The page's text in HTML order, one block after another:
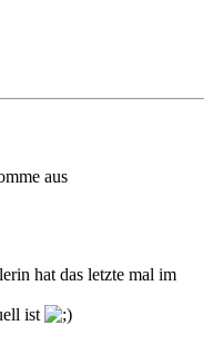
aus
hat das letzte mal im
ist